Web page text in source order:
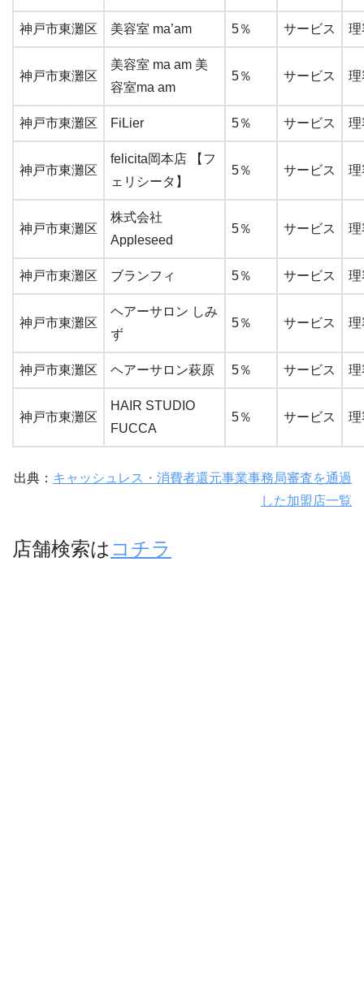
神戸市東灘区 美容室 ma’am 5％ サービス 理
神戸市東灘区
美容室 ma am 美
容室ma am
5％ サービス 理
神戸市東灘区 FiLier 5％ サービス 理
神戸市東灘区
felicita岡本店 【フ
ェリシータ】
5％ サービス 理
神戸市東灘区
株式会社
Appleseed
5％ サービス 理
神戸市東灘区 ブランフィ 5％ サービス 理
神戸市東灘区
ヘアーサロン しみ
ず
5％ サービス 理
神戸市東灘区 ヘアーサロン萩原 5％ サービス 理
神戸市東灘区
HAIR STUDIO
FUCCA
5％ サービス 理
出典： キャッシュレス・消費者還元事業事務局審査を通過
した加盟店一覧
店舗検索は コチラ